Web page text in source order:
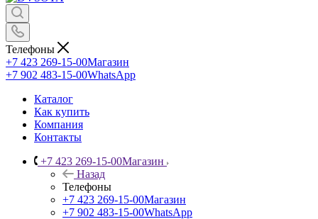
Телефоны
+7 423 269-15-00Магазин
+7 902 483-15-00WhatsApp
Каталог
Как купить
Компания
Контакты
+7 423 269-15-00Магазин
Назад
Телефоны
+7 423 269-15-00Магазин
+7 902 483-15-00WhatsApp